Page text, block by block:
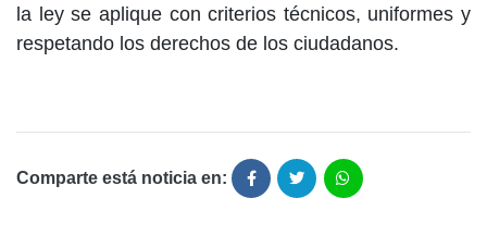
la ley se aplique con criterios técnicos, uniformes y
respetando los derechos de los ciudadanos.
Comparte está noticia en: